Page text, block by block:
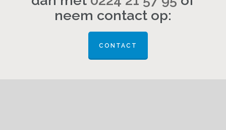
neem contact op:
CONTACT